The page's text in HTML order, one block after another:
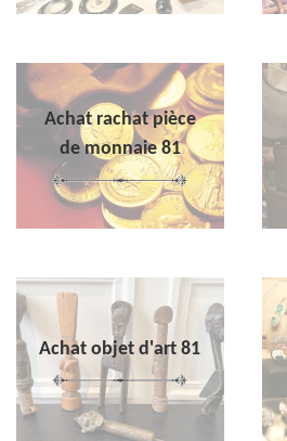
Achat rachat pièce
de monnaie 81
Achat objet d'art 81